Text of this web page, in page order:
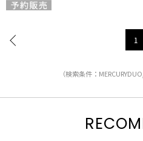
1
（検索条件：